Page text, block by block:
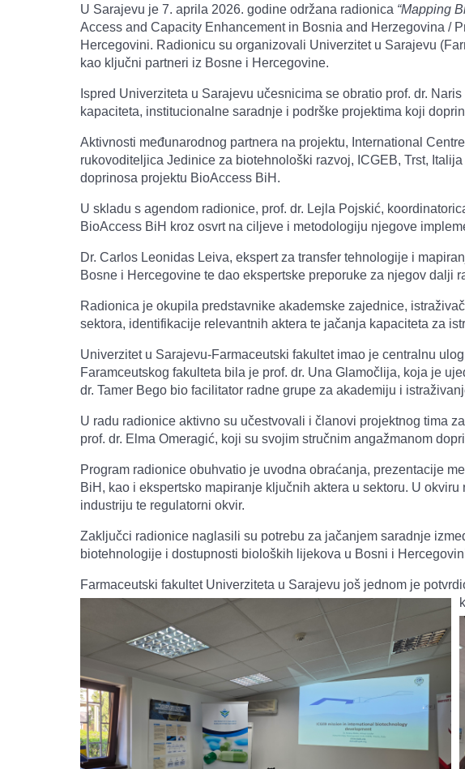
U Sarajevu je 7. aprila 2026. godine održana radionica “Mapping
Access and Capacity Enhancement in Bosnia and Herzegovina /
Hercegovini. Radionicu su organizovali Univerzitet u Sarajevu
kao ključni partneri iz Bosne i Hercegovine.
Ispred Univerziteta u Sarajevu učesnicima se obratio prof. dr.
kapaciteta, institucionalne saradnje i podrške projektima koji
Aktivnosti međunarodnog partnera na projektu, International
rukovoditeljica Jedinice za biotehnološki razvoj, ICGEB, Trst,
doprinosa projektu BioAccess BiH.
U skladu s agendom radionice, prof. dr. Lejla Pojskić,
BioAccess BiH kroz osvrt na ciljeve i metodologiju njegove
Dr. Carlos Leonidas Leiva, ekspert za transfer tehnologije i
Bosne i Hercegovine te dao ekspertske preporuke za njegov dalji
Radionica je okupila predstavnike akademske zajednice,
sektora, identifikacije relevantnih aktera te jačanja kapaciteta za
Univerzitet u Sarajevu-Farmaceutski fakultet imao je centralnu
Faramceutskog fakulteta bila je prof. dr. Una Glamočlija, koja je
dr. Tamer Bego bio facilitator radne grupe za akademiju i
U radu radionice aktivno su učestvovali i članovi projektnog tima
prof. dr. Elma Omeragić, koji su svojim stručnim angažmanom
Program radionice obuhvatio je uvodna obraćanja, prezentacije
BiH, kao i ekspertsko mapiranje ključnih aktera u sektoru. U
industriju te regulatorni okvir.
Zaključci radionice naglasili su potrebu za jačanjem saradnje
biotehnologije i dostupnosti bioloških lijekova u Bosni i
Farmaceutski fakultet Univerziteta u Sarajevu još jednom je